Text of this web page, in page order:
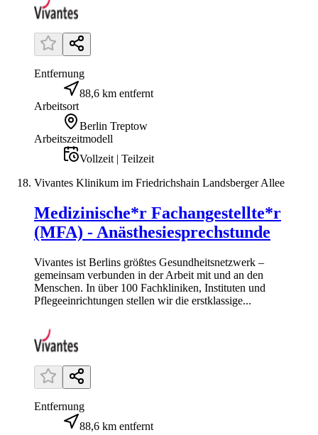
Entfernung
88,6 km entfernt
Arbeitsort
Berlin Treptow
Arbeitszeitmodell
Vollzeit | Teilzeit
Vivantes Klinikum im Friedrichshain Landsberger Allee
Medizinische*r Fachangestellte*r
(MFA) - Anästhesiesprechstunde
Vivantes ist Berlins größtes Gesundheitsnetzwerk –
gemeinsam verbunden in der Arbeit mit und an den
Menschen. In über 100 Fachkliniken, Instituten und
Pflegeeinrichtungen stellen wir die erstklassige...
Entfernung
88,6 km entfernt